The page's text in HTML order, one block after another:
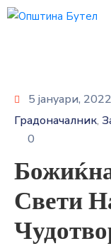
НА
ОПШТИНАТА
УСЛУГИ
ГРАЃАНСКИ
БУЏЕТ
5 јануари, 2022
Градоначалник‚
0
Свети